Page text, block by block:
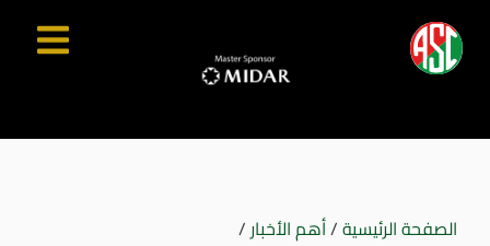
الصفحة الرئيسية/أهم الأخبار/